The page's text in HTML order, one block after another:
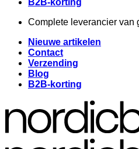
B2B-korting
Complete leverancier van
Nieuwe artikelen
Contact
Verzending
Blog
B2B-korting